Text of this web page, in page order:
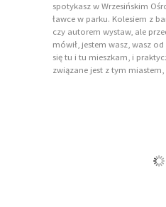
spotykasz w Wrzesińskim
ławce w parku. Kolesiem z
czy autorem wystaw, ale
mówił, jestem wasz, wasz
się tu i tu mieszkam, i
związane jest z tym